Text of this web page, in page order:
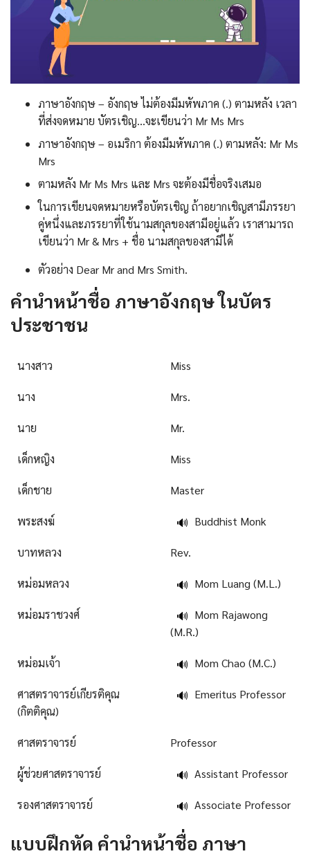
ภาษาอังกฤษ – อังกฤษ ไม่ต้องมีมหัพภาค (.) ตามหลัง เวลา
ที่ส่งจดหมาย บัตรเชิญ…จะเขียนว่า Mr Ms Mrs
ภาษาอังกฤษ – อเมริกา ต้องมีมหัพภาค (.) ตามหลัง: Mr Ms
Mrs
ตามหลัง Mr Ms Mrs และ Mrs จะต้องมีชื่อจริงเสมอ
ในการเขียนจดหมายหรือบัตรเชิญ ถ้าอยากเชิญสามีภรรยา
คู่หนึ่งและภรรยาที่ใช้นามสกุลของสามีอยู่แล้ว เราสามารถ
เขียนว่า Mr & Mrs + ชื่อ นามสกุลของสามีได้
ตัวอย่าง Dear Mr and Mrs Smith.
คํานําหน้าชื่อ ภาษาอังกฤษ ในบัตร
ประชาชน
นางสาว Miss
นาง Mrs.
นาย Mr.
เด็กหญิง Miss
เด็กชาย Master
พระสงฆ์ 🔊 Buddhist Monk
บาทหลวง Rev.
หม่อมหลวง 🔊 Mom Luang (M.L.)
หม่อมราชวงศ์ 🔊 Mom Rajawong
(M.R.)
หม่อมเจ้า 🔊 Mom Chao (M.C.)
ศาสตราจารย์เกียรติคุณ
(กิตติคุณ)
🔊 Emeritus Professor
ศาสตราจารย์ Professor
ผู้ช่วยศาสตราจารย์ 🔊 Assistant Professor
รองศาสตราจารย์ 🔊 Associate Professor
แบบฝึกหัด คํานําหน้าชื่อ ภาษา